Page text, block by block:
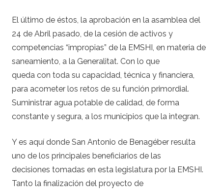
El último de éstos, la aprobación en la asamblea del
24 de Abril pasado, de la cesión de activos y
competencias “impropias” de la EMSHI, en materia de
saneamiento, a la Generalitat. Con lo que
queda con toda su capacidad, técnica y financiera,
para acometer los retos de su función primordial.
Suministrar agua potable de calidad, de forma
constante y segura, a los municipios que la integran.
Y es aquí donde San Antonio de Benagéber resulta
uno de los principales beneficiarios de las
decisiones tomadas en esta legislatura por la EMSHI.
Tanto la finalización del proyecto de